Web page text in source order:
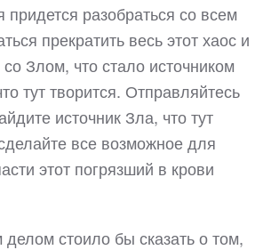
разобраться со всем
прекратить весь этот хаос и
со Злом, что стало источником
тут творится. Отправляйтесь
источник Зла, что тут
все возможное для
этот погрязший в крови
стоило бы сказать о том,